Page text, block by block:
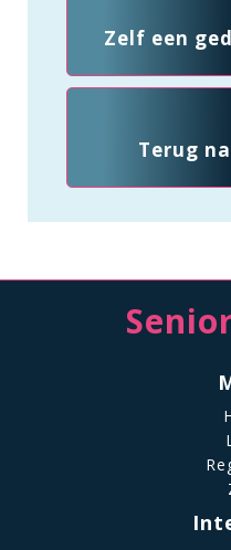
Zelf een
Terug